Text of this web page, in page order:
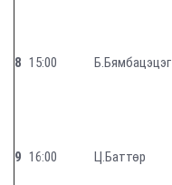
8 15:00 Б.Бямбацэцэг
9 16:00 Ц.Баттөр